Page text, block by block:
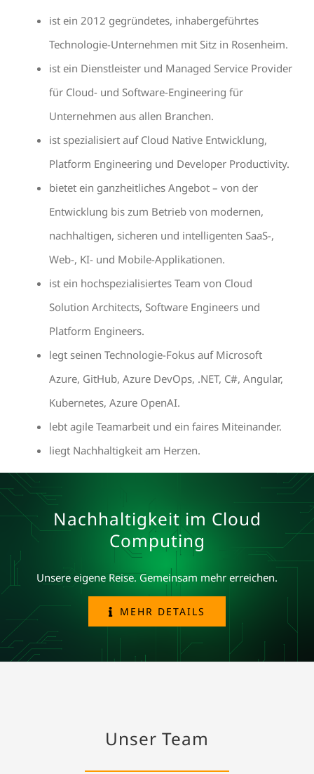
ist ein 2012 gegründetes, inhabergeführtes
Technologie-Unternehmen mit Sitz in Rosenheim.
ist ein Dienstleister und Managed Service Provider
für Cloud- und Software-Engineering für
Unternehmen aus allen Branchen.
ist spezialisiert auf Cloud Native Entwicklung,
Platform Engineering und Developer Productivity.
bietet ein ganzheitliches Angebot – von der
Entwicklung bis zum Betrieb von modernen,
nachhaltigen, sicheren und intelligenten SaaS-,
Web-, KI- und Mobile-Applikationen.
ist ein hochspezialisiertes Team von Cloud
Solution Architects, Software Engineers und
Platform Engineers.
legt seinen Technologie-Fokus auf Microsoft
Azure, GitHub, Azure DevOps, .NET, C#, Angular,
Kubernetes, Azure OpenAI.
lebt agile Teamarbeit und ein faires Miteinander.
liegt Nachhaltigkeit am Herzen.
Nachhaltigkeit im Cloud
Computing
Unsere eigene Reise. Gemeinsam mehr erreichen.
MEHR DETAILS
Unser Team